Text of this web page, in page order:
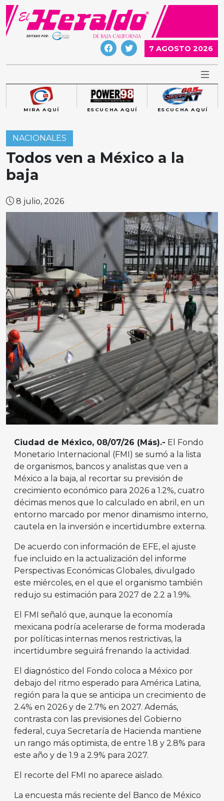
Skip
content
7 AGOSTO 2026
MIRA AQUÍ ESCUCHA AQUÍ ESCUCHA AQUÍ
NACIONALES
Todos ven a México a la
baja
8 julio, 2026
Ciudad de México, 08/07/26 (Más).- El Fondo
Monetario Internacional (FMI) se sumó a la lista
de organismos, bancos y analistas que ven a
México a la baja, al recortar su previsión de
crecimiento económico para 2026 a 1.2%, cuatro
décimas menos que lo calculado en abril, en un
entorno marcado por menor dinamismo interno,
cautela en la inversión e incertidumbre externa.
De acuerdo con información de EFE, el ajuste
fue incluido en la actualización del informe
Perspectivas Económicas Globales, divulgado
este miércoles, en el que el organismo también
redujo su estimación para 2027 de 2.2 a 1.9%.
El FMI señaló que, aunque la economía
mexicana podría acelerarse de forma moderada
por políticas internas menos restrictivas, la
incertidumbre seguirá frenando la actividad.
El diagnóstico del Fondo coloca a México por
debajo del ritmo esperado para América Latina,
región para la que se anticipa un crecimiento de
2.4% en 2026 y de 2.7% en 2027. Además,
contrasta con las previsiones del Gobierno
federal, cuya Secretaría de Hacienda mantiene
un rango más optimista, de entre 1.8 y 2.8% para
este año y de 1.9 a 2.9% para 2027.
El recorte del FMI no aparece aislado.
La encuesta más reciente del Banco de México